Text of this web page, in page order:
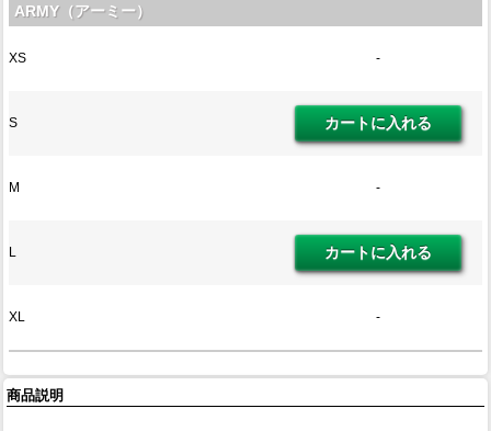
ARMY（アーミー）
XS -
S
M -
L
XL -
商品説明